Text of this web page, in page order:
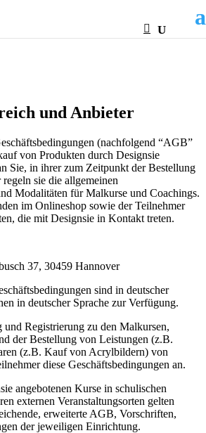
und Anbieter
(nachfolgend “AGB”
von Produkten durch Designsie
Sie, in ihrer zum Zeitpunkt der Bestellung
sie die allgemeinen
Modalitäten für Malkurse und Coachings.
im Onlineshop sowie der Teilnehmer
die mit Designsie in Kontakt treten.
37, 30459 Hannover
sind in deutscher
in deutscher Sprache zur Verfügung.
Registrierung zu den Malkursen,
der Bestellung von Leistungen (z.B.
(z.B. Kauf von Acrylbildern) von
diese Geschäftsbedingungen an.
angebotenen Kurse in schulischen
externen Veranstaltungsorten gelten
erweiterte AGB, Vorschriften,
der jeweiligen Einrichtung.